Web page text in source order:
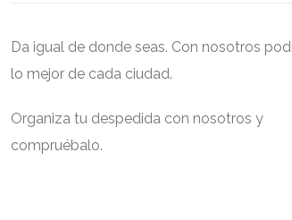
Da igual de donde seas. Con nosotros
lo mejor de cada ciudad.
Organiza tu despedida con nosotros y
compruébalo.